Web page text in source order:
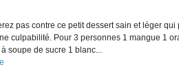
pas contre ce petit dessert sain et léger
culpabilité. Pour 3 personnes 1 mangue 1
soupe de sucre 1 blanc...